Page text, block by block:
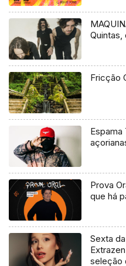
Quintas,
Fricção
Espama
Prova
que há
Sexta
seleção